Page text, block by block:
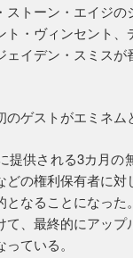
トーン・エイジ
・ヴィンセント、
イデン・スミス
ゲストがエミネム
提供される3カ月の
の権利保有者に
なることになった
、最終的にアッ
ている。